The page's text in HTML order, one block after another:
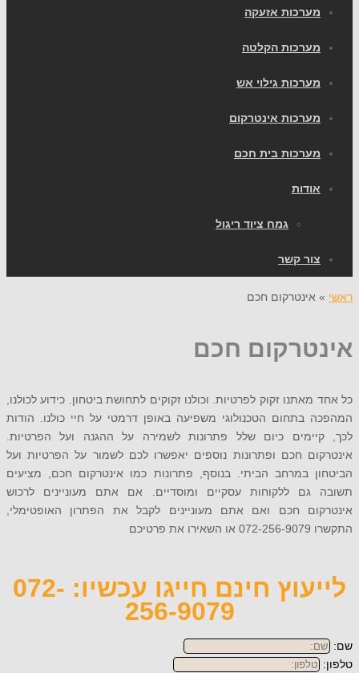
אזעקה
הקלטה
גילוי אש
אינטרקום
בית חכם
גמח ציוד ריגול
קשר
אינטרקום חכם
חכם
זקוק לפרטיות. וכולנו זקוקים לתחושת ביטחון. כידוע לכולנו,
בתחום הטכנולוגי משפיעה באופן דרמטי על חיי כולנו. הודות
כיום שלל פתרונות לשמירה על ההגנה ועל הפרטיות.
חכם ופתרונות נוספים יאפשרו לכם לשמור על הפרטיות ועל
במרחב הביתי. בנוסף, פתרונות כמו אינטרקום חכם, מציעים
גם ללקוחות עסקיים ומוסדיים. אם אתם מעוניינים לרכוש
חכם ואם אתם מעוניינים לקבל את הפתרון האופטימלי,
לייעוץ חינם חייגו עכשיו: 072-
256-9079